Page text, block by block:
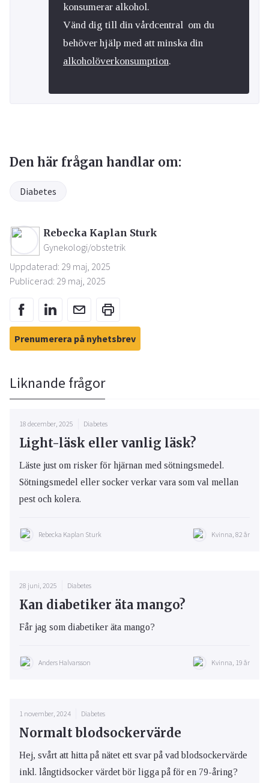
konsumerar alkohol.
Vänd dig till din vårdcentral om du
behöver hjälp med att minska din
alkoholöverkonsumption.
Den här frågan handlar om:
Diabetes
Rebecka Kaplan Sturk
Gynekologi/obstetrik
Uppdaterad: 29 maj, 2025
Publicerad: 29 maj, 2025
Prenumerera på nyhetsbrev
Liknande frågor
18 december, 2025 Diabetes
Light-läsk eller vanlig läsk?
Läste just om risker för hjärnan med sötningsmedel.
Sötningsmedel eller socker verkar vara som val mellan
pest och kolera.
Rebecka Kaplan Sturk Kvinna, 82 år
28 juni, 2025 Diabetes
Kan diabetiker äta mango?
Får jag som diabetiker äta mango?
Anders Halvarsson Kvinna, 19 år
1 november, 2024 Diabetes
Normalt blodsockervärde
Hej, svårt att hitta på nätet ett svar på vad blodsockervärde
inkl. långtidsocker värdet bör ligga på för en 79-åring?